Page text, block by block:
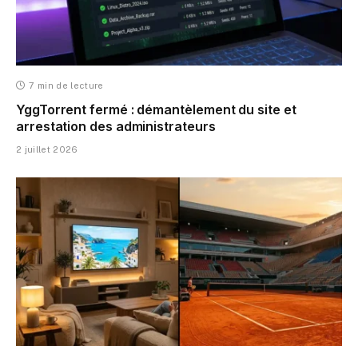
7 min de lecture
YggTorrent fermé : démantèlement du site et
arrestation des administrateurs
2 juillet 2026